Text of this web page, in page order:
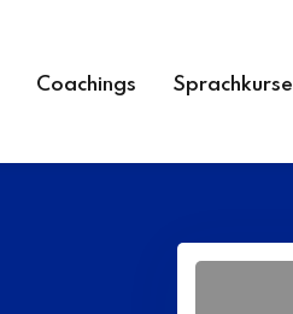
Coachings Sprachkurse